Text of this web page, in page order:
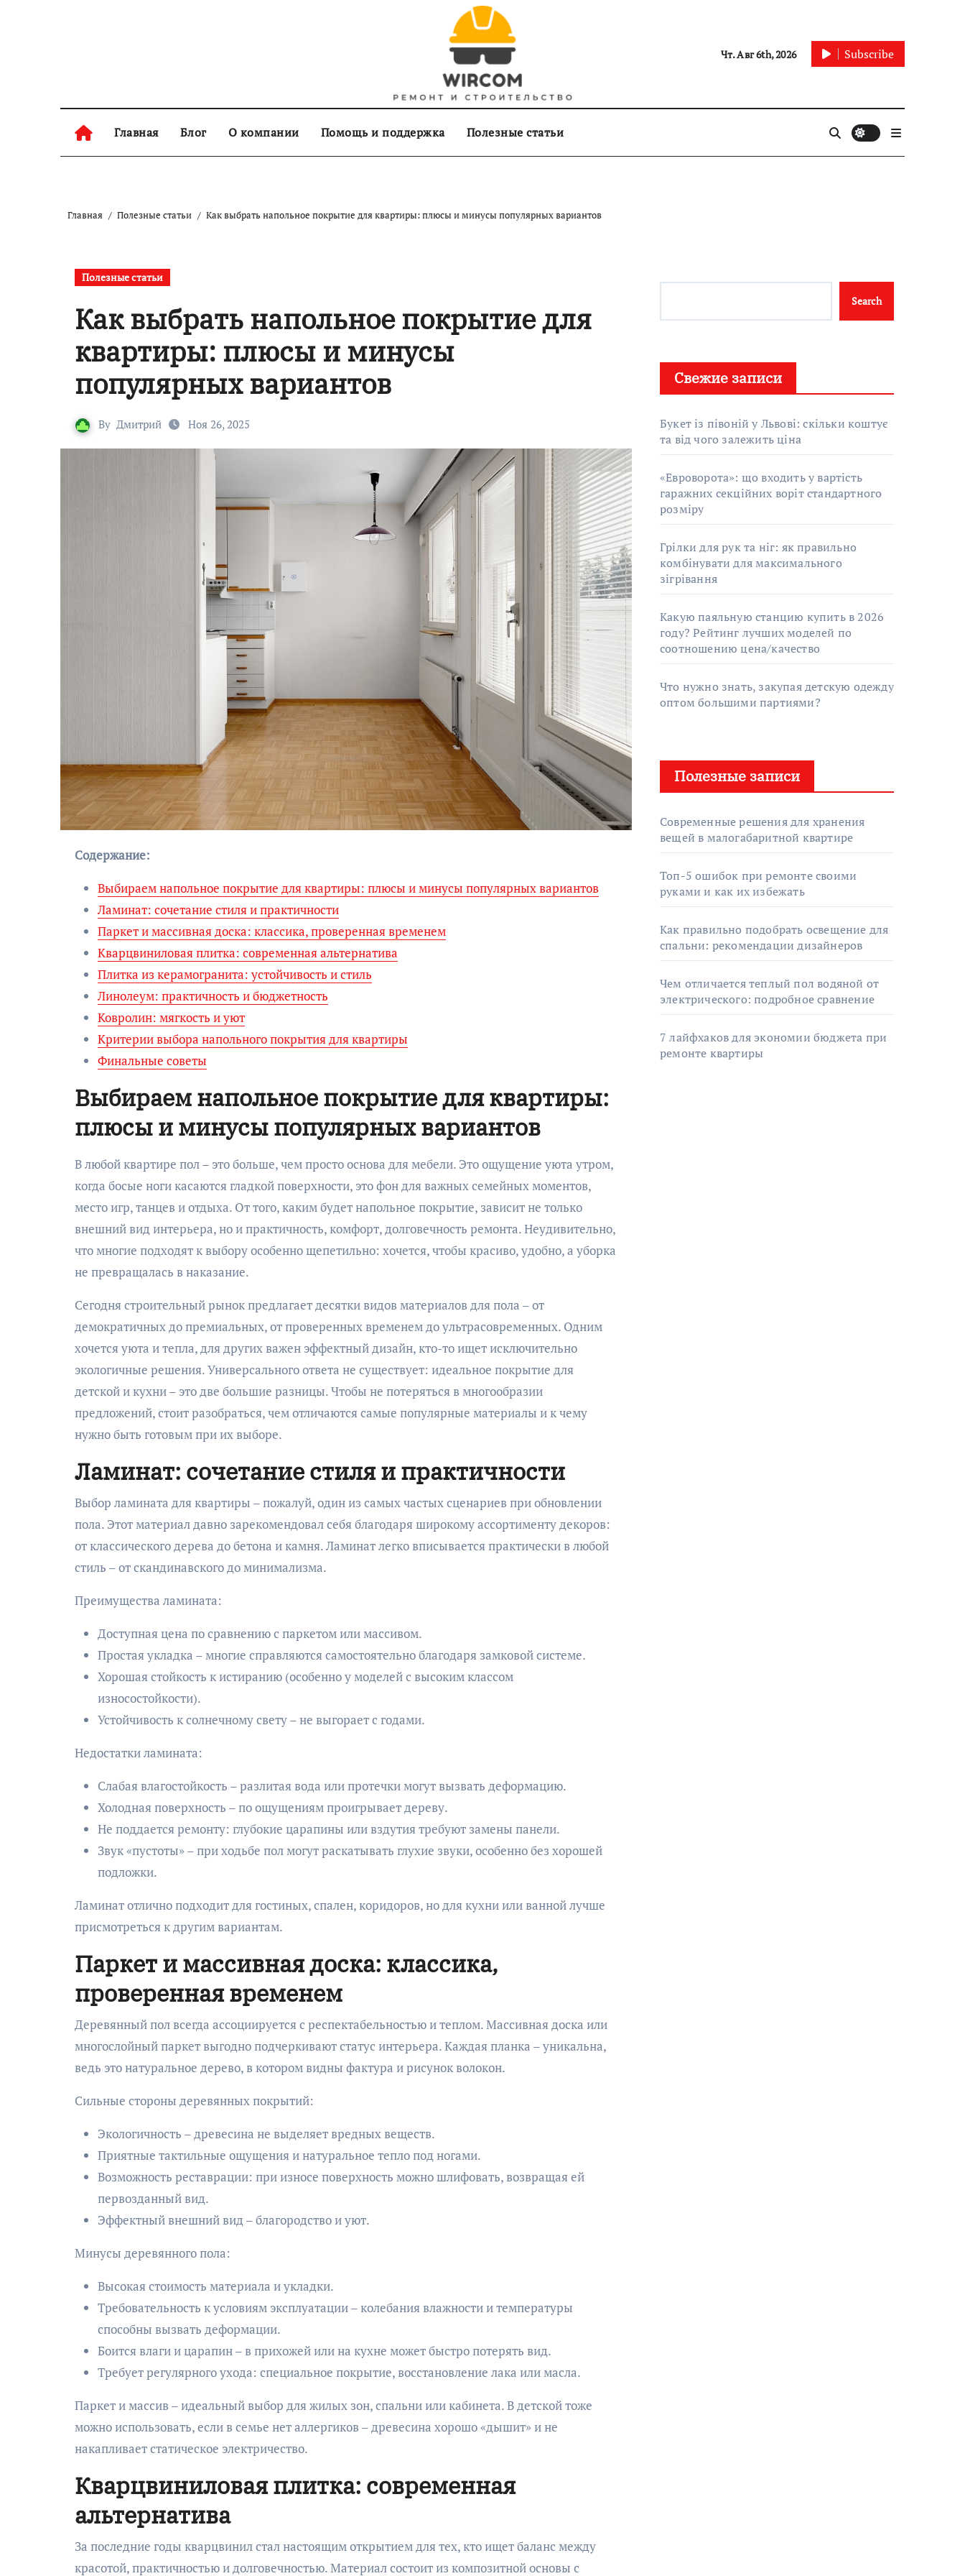
Чт. Авг 6th, 2026 Subscribe
Главная Блог О компании Помощь и поддержка Полезные статьи
Главная Полезные статьи Как выбрать напольное покрытие для квартиры: плюсы и минусы популярных вариантов
Полезные статьи
Как выбрать напольное покрытие для
квартиры: плюсы и минусы
популярных вариантов
By Дмитрий Ноя 26, 2025
Содержание:
Выбираем напольное покрытие для квартиры: плюсы и минусы популярных вариантов
Ламинат: сочетание стиля и практичности
Паркет и массивная доска: классика, проверенная временем
Кварцвиниловая плитка: современная альтернатива
Плитка из керамогранита: устойчивость и стиль
Линолеум: практичность и бюджетность
Ковролин: мягкость и уют
Критерии выбора напольного покрытия для квартиры
Финальные советы
Выбираем напольное покрытие для квартиры:
плюсы и минусы популярных вариантов
В любой квартире пол – это больше, чем просто основа для мебели. Это ощущение уюта утром,
когда босые ноги касаются гладкой поверхности, это фон для важных семейных моментов,
место игр, танцев и отдыха. От того, каким будет напольное покрытие, зависит не только
внешний вид интерьера, но и практичность, комфорт, долговечность ремонта. Неудивительно,
что многие подходят к выбору особенно щепетильно: хочется, чтобы красиво, удобно, а уборка
не превращалась в наказание.
Сегодня строительный рынок предлагает десятки видов материалов для пола – от
демократичных до премиальных, от проверенных временем до ультрасовременных. Одним
хочется уюта и тепла, для других важен эффектный дизайн, кто-то ищет исключительно
экологичные решения. Универсального ответа не существует: идеальное покрытие для
детской и кухни – это две большие разницы. Чтобы не потеряться в многообразии
предложений, стоит разобраться, чем отличаются самые популярные материалы и к чему
нужно быть готовым при их выборе.
Ламинат: сочетание стиля и практичности
Выбор ламината для квартиры – пожалуй, один из самых частых сценариев при обновлении
пола. Этот материал давно зарекомендовал себя благодаря широкому ассортименту декоров:
от классического дерева до бетона и камня. Ламинат легко вписывается практически в любой
стиль – от скандинавского до минимализма.
Преимущества ламината:
Доступная цена по сравнению с паркетом или массивом.
Простая укладка – многие справляются самостоятельно благодаря замковой системе.
Хорошая стойкость к истиранию (особенно у моделей с высоким классом
износостойкости).
Устойчивость к солнечному свету – не выгорает с годами.
Недостатки ламината:
Слабая влагостойкость – разлитая вода или протечки могут вызвать деформацию.
Холодная поверхность – по ощущениям проигрывает дереву.
Не поддается ремонту: глубокие царапины или вздутия требуют замены панели.
Звук «пустоты» – при ходьбе пол могут раскатывать глухие звуки, особенно без хорошей
подложки.
Ламинат отлично подходит для гостиных, спален, коридоров, но для кухни или ванной лучше
присмотреться к другим вариантам.
Паркет и массивная доска: классика,
проверенная временем
Деревянный пол всегда ассоциируется с респектабельностью и теплом. Массивная доска или
многослойный паркет выгодно подчеркивают статус интерьера. Каждая планка – уникальна,
ведь это натуральное дерево, в котором видны фактура и рисунок волокон.
Сильные стороны деревянных покрытий:
Экологичность – древесина не выделяет вредных веществ.
Приятные тактильные ощущения и натуральное тепло под ногами.
Возможность реставрации: при износе поверхность можно шлифовать, возвращая ей
первозданный вид.
Эффектный внешний вид – благородство и уют.
Минусы деревянного пола:
Высокая стоимость материала и укладки.
Требовательность к условиям эксплуатации – колебания влажности и температуры
способны вызвать деформации.
Боится влаги и царапин – в прихожей или на кухне может быстро потерять вид.
Требует регулярного ухода: специальное покрытие, восстановление лака или масла.
Паркет и массив – идеальный выбор для жилых зон, спальни или кабинета. В детской тоже
можно использовать, если в семье нет аллергиков – древесина хорошо «дышит» и не
накапливает статическое электричество.
Кварцвиниловая плитка: современная
альтернатива
За последние годы кварцвинил стал настоящим открытием для тех, кто ищет баланс между
красотой, практичностью и долговечностью. Материал состоит из композитной основы с
Search
Свежие записи
Букет із півоній у Львові: скільки коштує
та від чого залежить ціна
«Евроворота»: що входить у вартість
гаражних секційних воріт стандартного
розміру
Грілки для рук та ніг: як правильно
комбінувати для максимального
зігрівання
Какую паяльную станцию купить в 2026
году? Рейтинг лучших моделей по
соотношению цена/качество
Что нужно знать, закупая детскую одежду
оптом большими партиями?
Полезные записи
Современные решения для хранения
вещей в малогабаритной квартире
Топ-5 ошибок при ремонте своими
руками и как их избежать
Как правильно подобрать освещение для
спальни: рекомендации дизайнеров
Чем отличается теплый пол водяной от
электрического: подробное сравнение
7 лайфхаков для экономии бюджета при
ремонте квартиры